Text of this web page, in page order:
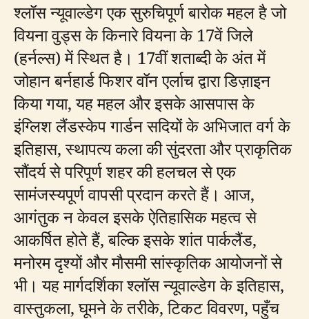
श्लॉस न्यूवाल्डेग एक सुरुचिपूर्ण बारोक महल है जो
वियना वुड्स के किनारे वियना के 17वें जिले
(हर्नल्स) में स्थित है। 17वीं शताब्दी के अंत में
जोहान बर्नहार्ड फिशर वॉन एर्लाच द्वारा डिज़ाइन
किया गया, यह महल और इसके आसपास के
इंग्लिश लैंडस्केप गार्डन सदियों के अभिजात वर्ग के
इतिहास, स्थापत्य कला की सुंदरता और प्राकृतिक
सौंदर्य से परिपूर्ण शहर की हलचल से एक
सामंजस्यपूर्ण वापसी प्रदान करते हैं। आज,
आगंतुक न केवल इसके ऐतिहासिक महत्व से
आकर्षित होते हैं, बल्कि इसके शांत पार्कलैंड,
मनोरम दृश्यों और मौसमी सांस्कृतिक आयोजनों से
भी। यह मार्गदर्शिका श्लॉस न्यूवाल्डेग के इतिहास,
वास्तुकला, घूमने के तरीके, टिकट विवरण, पहुँच